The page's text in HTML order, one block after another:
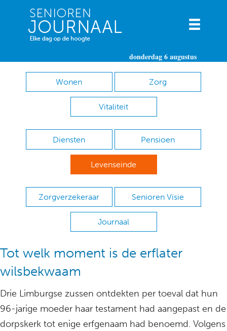
donderdag 6 augustus
Wonen Zorg
Vitaliteit
Diensten Pensioen
Levenseinde
Zorgverzekeraar Senioren Visie
Journaal
Tot welk moment is de erflater
wilsbekwaam
Drie Limburgse zussen ontdekten per toeval dat hun
96-jarige moeder haar testament had aangepast en de
dorpskerk tot enige erfgenaam had benoemd. Volgens